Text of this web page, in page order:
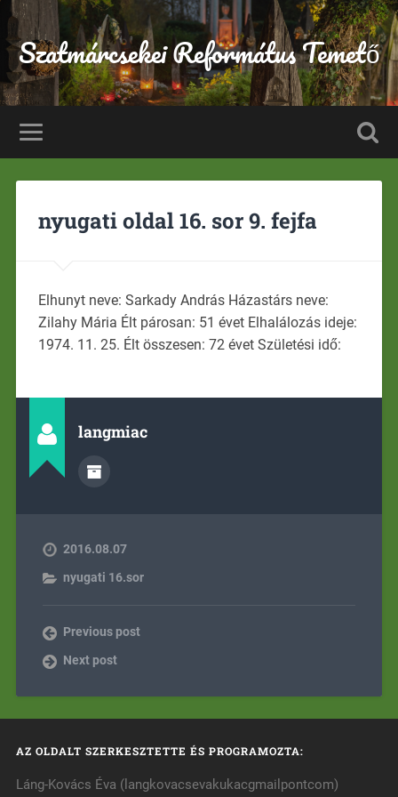
Szatmárcsekei Református Temető
nyugati oldal 16. sor 9. fejfa
Elhunyt neve: Sarkady András Házastárs neve:
Zilahy Mária Élt párosan: 51 évet Elhalálozás ideje:
1974. 11. 25. Élt összesen: 72 évet Születési idő:
langmiac
2016.08.07
nyugati 16.sor
Previous post
Next post
AZ OLDALT SZERKESZTETTE ÉS PROGRAMOZTA:
Láng-Kovács Éva (langkovacsevakukacgmailpontcom)